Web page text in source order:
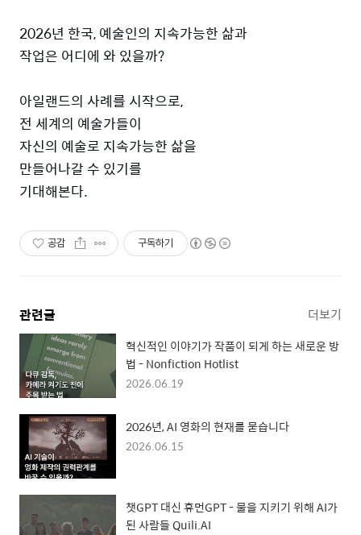
2026년 한국, 예술인의 지속가능한 삶과
작업은 어디에 와 있을까?
아일랜드의 사례를 시작으로,
전 세계의 예술가들이
자신의 예술로 지속가능한 삶을
만들어나갈 수 있기를
기대해본다.
공감 구독하기
관련글 더보기
혁신적인 이야기가 작품이 되게 하는 새로운 방
법 - Nonfiction Hotlist
2026.06.19
2026년, AI 영화의 현재를 묻습니다
2026.06.15
챗GPT 대신 휴먼GPT - 물을 지키기 위해 AI가
된 사람들 Quili.AI